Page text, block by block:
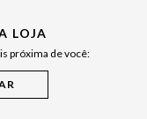
LOJA
próxima de você: